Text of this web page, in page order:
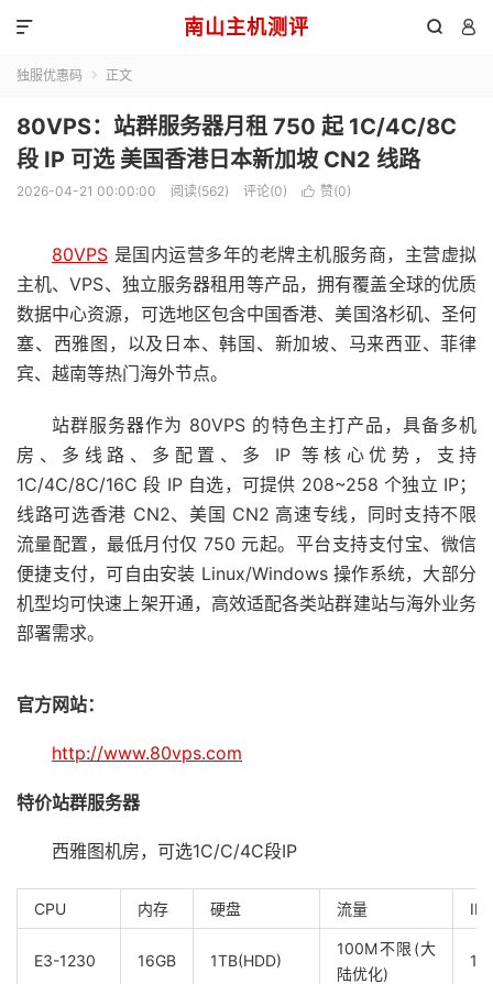
南山主机测评  

独服优惠码  正文
80VPS：站群服务器月租 750 起 1C/4C/8C
段 IP 可选 美国香港日本新加坡 CN2 线路
2026-04-21 00:00:00 阅读(562) 评论(0)  赞(0)
80VPS 是国内运营多年的老牌主机服务商，主营虚拟
主机、VPS、独立服务器租用等产品，拥有覆盖全球的优质
数据中心资源，可选地区包含中国香港、美国洛杉矶、圣何
塞、西雅图，以及日本、韩国、新加坡、马来西亚、菲律
宾、越南等热门海外节点。
站群服务器作为 80VPS 的特色主打产品，具备多机
房、多线路、多配置、多 IP 等核心优势，支持
1C/4C/8C/16C 段 IP 自选，可提供 208~258 个独立 IP；
线路可选香港 CN2、美国 CN2 高速专线，同时支持不限
流量配置，最低月付仅 750 元起。平台支持支付宝、微信
便捷支付，可自由安装 Linux/Windows 操作系统，大部分
机型均可快速上架开通，高效适配各类站群建站与海外业务
部署需求。
官方网站：
http://www.80vps.com
特价站群服务器
西雅图机房，可选1C/C/4C段IP
CPU 内存 硬盘 流量
E3-1230 16GB 1TB(HDD)
100M不限(大
陆优化)